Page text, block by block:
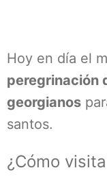
Hoy en día el
peregrinación
georgianos
santos.
¿Cómo